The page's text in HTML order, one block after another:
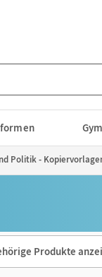
Politik -
Produkte